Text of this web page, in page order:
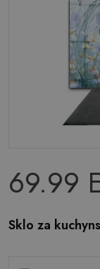
69.99
Sklo za